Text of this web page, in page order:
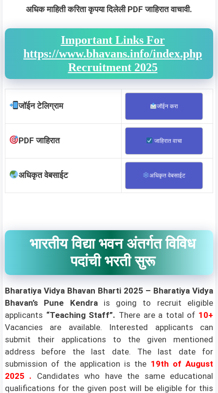
अधिक माहिती करिता कृपया दिलेली PDF जाहिरात वाचावी.
Important Links For
https://www.bhavans.info/index.php
Recruitment 2025
जॉईन टेलिग्राम जॉईन करा
PDF जाहिरात जाहिरात वाचा
अधिकृत वेबसाईट अधिकृत वेबसाईट
भारतीय विद्या भवन अंतर्गत विविध
पदांची भरती सुरू
Bharatiya Vidya Bhavan Bharti 2025 – Bharatiya Vidya
Bhavan’s Pune Kendrais going to recruit eligible
applicants “Teaching Staff”. There are a total of 10+
Vacancies are available. Interested applicants can
submit their applications to the given mentioned
address before the last date. The last date for
submission of the application is the 19th of August
2025 .
Candidates who have the same educational
qualifications for the given post will be eligible for this